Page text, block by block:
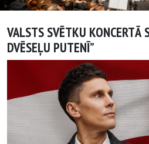
VALSTS SVĒTKU KONCERTĀ
DVĒSEĻU PUTENĪ”